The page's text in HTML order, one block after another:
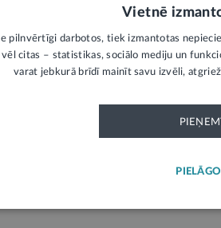
Civillikumā plānots
ka dzīvnieki nav lietas
3
Vietnē
pilnvērtīgi darbotos, tiek izmantotas
citas – statistikas, sociālo mediju un
varat jebkurā brīdī mainīt savu izvēli,